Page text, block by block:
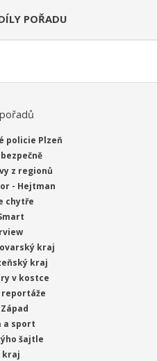
POŘADU
policie Plzeň
z regionů
- Hejtman
chytře
kraj
kraj
v kostce
reportáže
a sport
šajtle
kraj